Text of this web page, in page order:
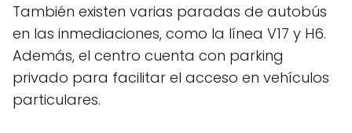
También existen varias paradas de autobús
en las inmediaciones, como la línea V17 y H6.
Además, el centro cuenta con parking
privado para facilitar el acceso en vehículos
particulares.